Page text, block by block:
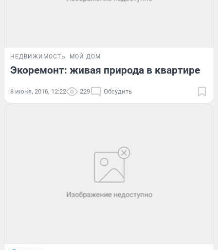
НЕДВИЖИМОСТЬ МОЙ ДОМ
Экоремонт: живая природа в квартире
8 июня, 2016, 12:22 229 Обсудить